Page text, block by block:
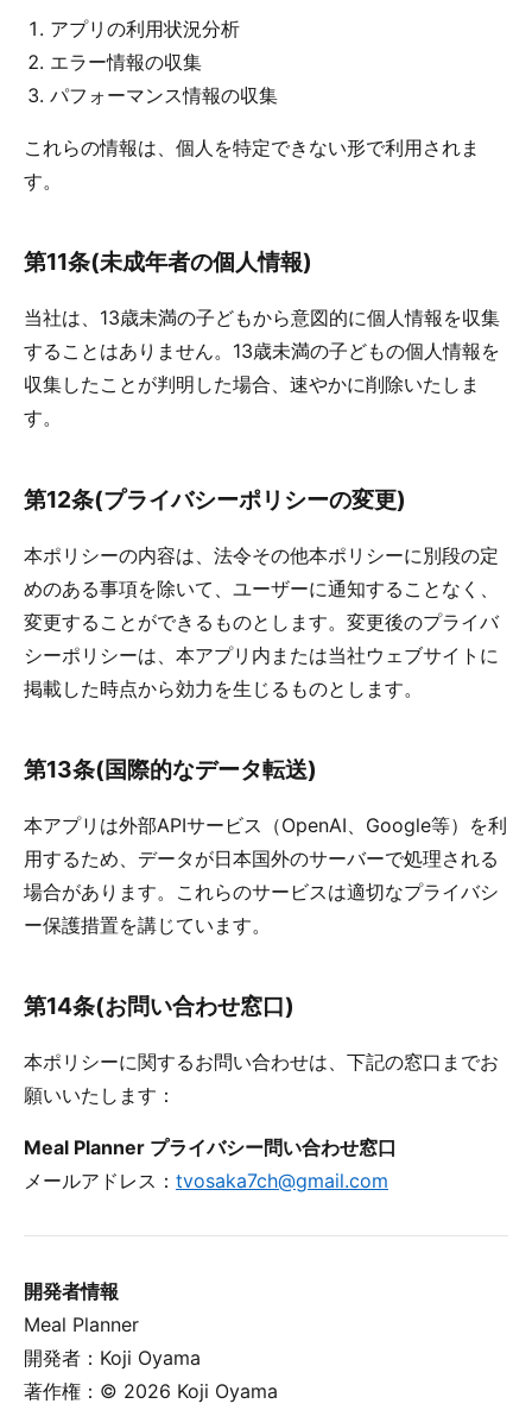
アプリの利用状況分析
エラー情報の収集
パフォーマンス情報の収集
これらの情報は、個人を特定できない形で利用されま
す。
第11条(未成年者の個人情報)
当社は、13歳未満の子どもから意図的に個人情報を収集
することはありません。13歳未満の子どもの個人情報を
収集したことが判明した場合、速やかに削除いたしま
す。
第12条(プライバシーポリシーの変更)
本ポリシーの内容は、法令その他本ポリシーに別段の定
めのある事項を除いて、ユーザーに通知することなく、
変更することができるものとします。変更後のプライバ
シーポリシーは、本アプリ内または当社ウェブサイトに
掲載した時点から効力を生じるものとします。
第13条(国際的なデータ転送)
本アプリは外部APIサービス（OpenAI、Google等）を利
用するため、データが日本国外のサーバーで処理される
場合があります。これらのサービスは適切なプライバシ
ー保護措置を講じています。
第14条(お問い合わせ窓口)
本ポリシーに関するお問い合わせは、下記の窓口までお
願いいたします：
Meal Planner プライバシー問い合わせ窓口
メールアドレス： tvosaka7ch@gmail.com
開発者情報
Meal Planner
開発者：Koji Oyama
著作権：© 2026 Koji Oyama